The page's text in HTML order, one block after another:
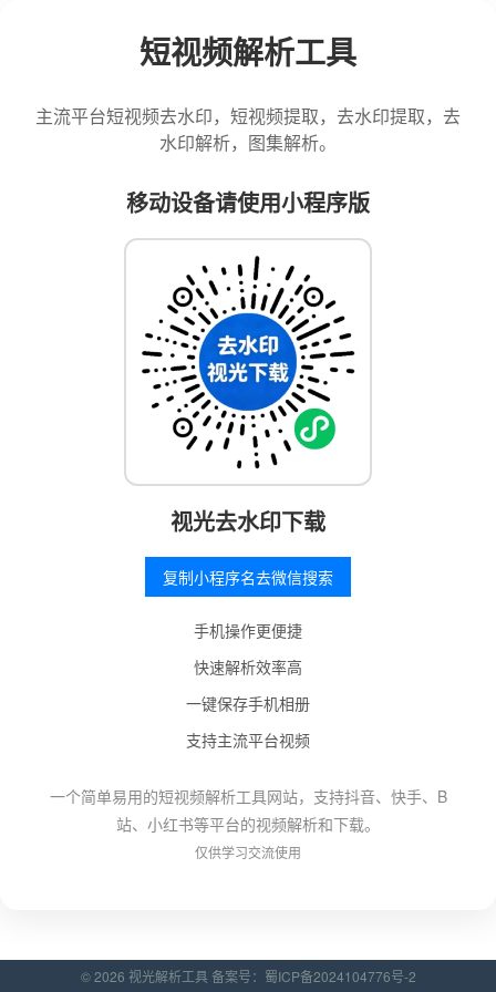
短视频解析工具
主流平台短视频去水印，短视频提取，去水印提取，去
水印解析，图集解析。
移动设备请使用小程序版
视光去水印下载
复制小程序名去微信搜索
手机操作更便捷
快速解析效率高
一键保存手机相册
支持主流平台视频
一个简单易用的短视频解析工具网站，支持抖音、快手、B
站、小红书等平台的视频解析和下载。
仅供学习交流使用
© 2026 视光解析工具 备案号： 蜀ICP备2024104776号-2